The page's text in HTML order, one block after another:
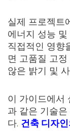
실제 프로젝트
에너지 성능
직접적인 영향
면 고품질 고
않은 밝기 및
이 가이드에서
과 같은 기술
다. 건축 디자